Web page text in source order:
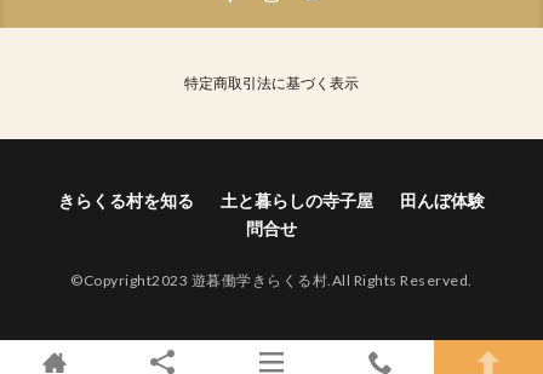
特定商取引法に基づく表示
きらくる村を知る 土と暮らしの寺子屋
田んぼ体験
問合せ
©Copyright2023 遊暮働学きらくる村.All Rights Reserved.